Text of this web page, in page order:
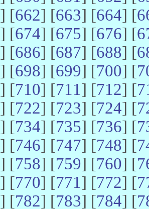
] [662] [663] [664] [
] [674] [675] [676] [
] [686] [687] [688] [
] [698] [699] [700] [
] [710] [711] [712] [
] [722] [723] [724] [
] [734] [735] [736] [
] [746] [747] [748] [
] [758] [759] [760] [
] [770] [771] [772] [
] [782] [783] [784] [